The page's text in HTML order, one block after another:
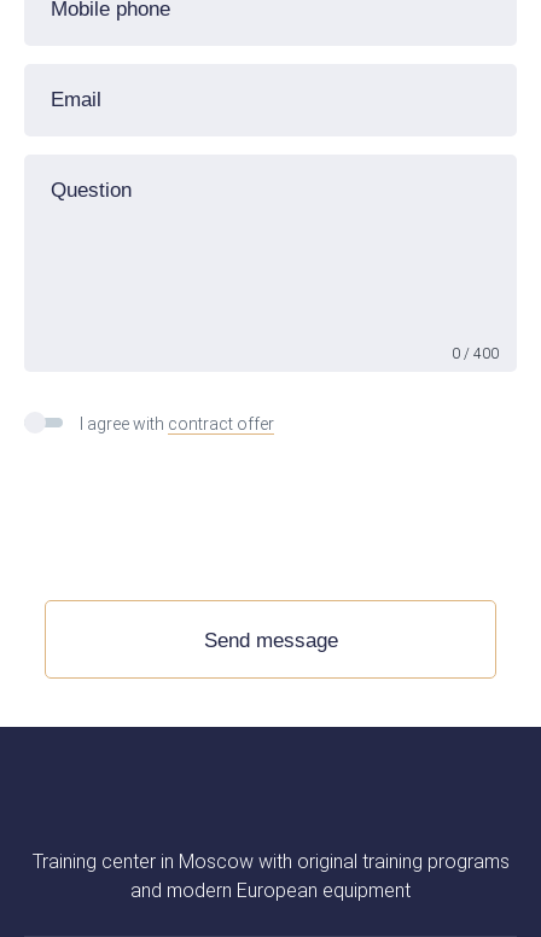
Mobile phone
Email
Question
0 / 400
I agree with contract offer
Send message
Training center in Moscow with original training programs
and modern European equipment